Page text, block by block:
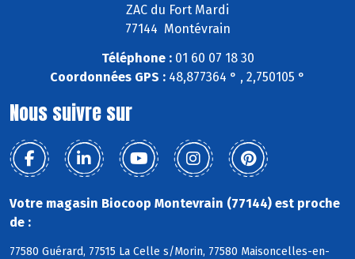
ZAC du Fort Mardi
77144 Montévrain
Téléphone :01 60 07 18 30
Coordonnées GPS : 48,877364 ° , 2,750105 °
Nous suivre sur
Votre magasin Biocoop Montevrain (77144) est proche
de :
77580 Guérard, 77515 La Celle s/Morin, 77580 Maisoncelles-en-